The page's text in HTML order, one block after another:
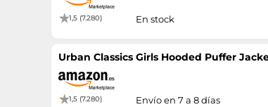
1,5 (7.280) En stock
Urban Classics Girls Hooded Puffer
1,5 (7.280) Envío en 7 a 8 días